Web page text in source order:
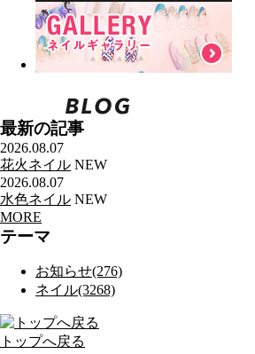
最新の記事
2026.08.07
花火ネイル NEW
2026.08.07
水色ネイル NEW
MORE
テーマ
お知らせ(276)
ネイル(3268)
トップへ戻る